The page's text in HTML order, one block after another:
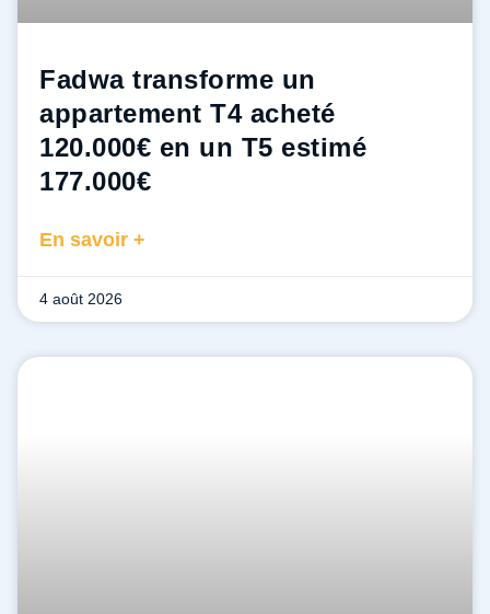
Fadwa transforme un
appartement T4 acheté
120.000€ en un T5 estimé
177.000€ ​
En savoir +
4 août 2026